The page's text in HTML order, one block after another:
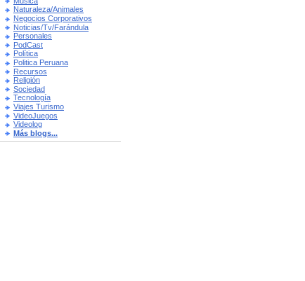
Naturaleza/Animales
Negocios Corporativos
Noticias/Tv/Farándula
Personales
PodCast
Política
Politica Peruana
Recursos
Religión
Sociedad
Tecnología
Viajes Turismo
VideoJuegos
Videolog
Más blogs...